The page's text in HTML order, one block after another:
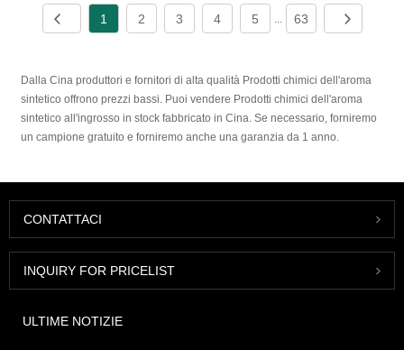
1 2 3 4 5 ... 63
Dalla Cina produttori e fornitori di alta qualità Prodotti chimici dell'aroma
sintetico offrono prezzi bassi. Puoi vendere Prodotti chimici dell'aroma
sintetico all'ingrosso in stock fabbricato in Cina. Se necessario, forniremo
un campione gratuito e forniremo anche una garanzia da 1 anno.
CONTATTACI
INQUIRY FOR PRICELIST
ULTIME NOTIZIE